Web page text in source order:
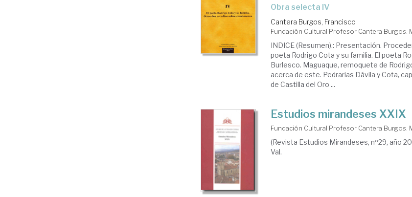
Obra selecta IV
Cantera Burgos, Francisco
Fundación Cultural Profesor Cantera Burgos.
INDICE (Resumen).: Presentación.
poeta Rodrigo Cota y su familia. El poeta
Burlesco. Maguaque, remoquete de
acerca de este. Pedrarias Dávila y Cota,
de Castilla del Oro ...
Estudios mirandeses XXIX
Fundación Cultural Profesor Cantera Burgos.
(Revista Estudios Mirandeses, nº29, año
Val.